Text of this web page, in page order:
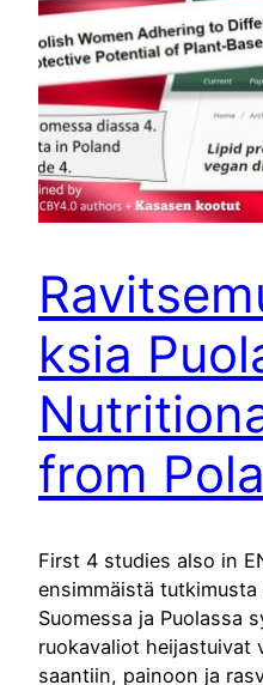
ksia
from
First 4 studies also in
ensimmäistä
Suomessa ja Puolassa
ruokavaliot heijastuivat
saantiin, painoon ja